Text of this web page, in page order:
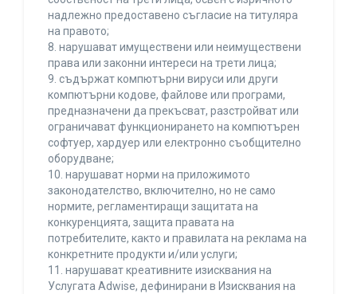
надлежно предоставено съгласие на титуляра
на правото;
8. нарушават имуществени или неимуществени
права или законни интереси на трети лица;
9. съдържат компютърни вируси или други
компютърни кодове, файлове или програми,
предназначени да прекъсват, разстройват или
ограничават функционирането на компютърен
софтуер, хардуер или електронно съобщително
оборудване;
10. нарушават норми на приложимото
законодателство, включително, но не само
нормите, регламентиращи защитата на
конкуренцията, защита правата на
потребителите, както и правилата на реклама на
конкретните продукти и/или услуги;
11. нарушават креативните изисквания на
Услугата Adwise, дефинирани в Изисквания на